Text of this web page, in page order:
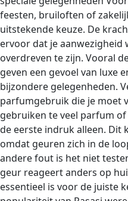
feesten, bruiloften of
uitstekende keuze. De
ervoor dat je
overdreven te zijn. Vooral
geven een gevoel van luxe
bijzondere gelegenheden.
parfumgebruik die je moet
gebruiken te veel parfum
de eerste indruk alleen. Dit
omdat geuren zich in de
andere fout is het niet
geur reageert anders op
essentieel is voor de juiste